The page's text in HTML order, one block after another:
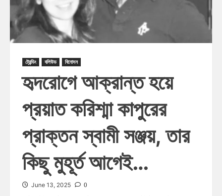
ট্রেন্ডিং বলিউড বিনোদন
হৃদরোগে আক্রান্ত হয়ে
প্রয়াত করিশ্মা কাপুরের
প্রাক্তন স্বামী সঞ্জয়, তার
কিছু মুহূর্ত আগেই…
June 13, 2025 0